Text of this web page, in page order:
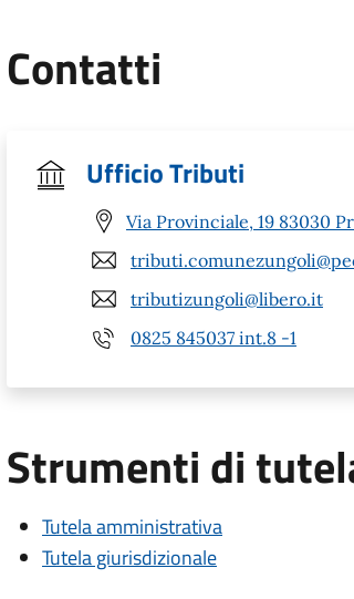
Contatti
Ufficio Tributi
Via Provinciale, 19 83030
tributizungoli@libero.it
0825 845037 int.8 -1
Strumenti di
Tutela amministrativa
Tutela giurisdizionale